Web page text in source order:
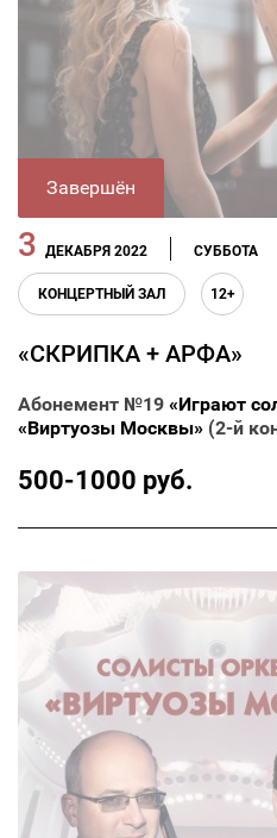
Завершён
3 ДЕКАБРЯ 2022 СУББОТА
КОНЦЕРТНЫЙ ЗАЛ 12+
«СКРИПКА + АРФА»
Абонемент №19 «Играют
«Виртуозы Москвы» (2-й
500-1000 руб.